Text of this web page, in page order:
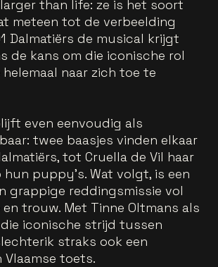
than life: ze is het soort
meteen tot de verbeelding
Dalmatiërs de musical krijgt
de kans om die iconische rol
naar zich toe te
even eenvoudig als
twee baasjes vinden elkaar
tot Cruella de Vil haar
puppy’s. Wat volgt, is een
grappige reddingsmissie vol
trouw. Met Tinne Oltmans als
iconische strijd tussen
straks ook een
toets.